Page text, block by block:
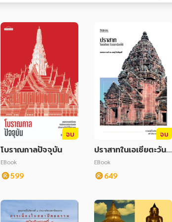
จบ
โบราณกาลปัจจุบัน
EBook
599
จบ
ปราสาทในเอเชียตะวันอ
อกเฉียงใต้
EBook
649